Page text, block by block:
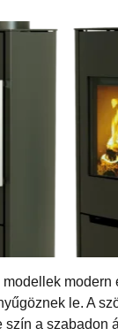
modern
le. A
szín a szabadon